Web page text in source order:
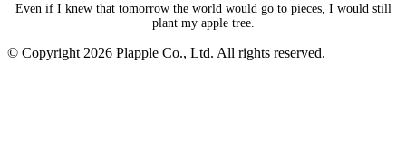
Even if I knew that tomorrow the world would go to pieces, I would still
plant my apple tree.
© Copyright 2026 Plapple Co., Ltd. All rights reserved.